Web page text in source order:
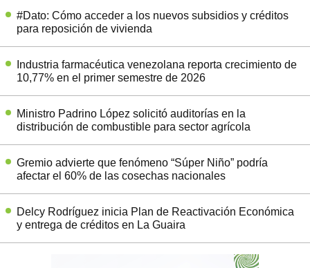
#Dato: Cómo acceder a los nuevos subsidios y créditos
para reposición de vivienda
Industria farmacéutica venezolana reporta crecimiento de
10,77% en el primer semestre de 2026
Ministro Padrino López solicitó auditorías en la
distribución de combustible para sector agrícola
Gremio advierte que fenómeno “Súper Niño” podría
afectar el 60% de las cosechas nacionales
Delcy Rodríguez inicia Plan de Reactivación Económica
y entrega de créditos en La Guaira